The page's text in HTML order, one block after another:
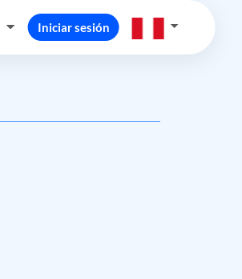
Iniciar sesión